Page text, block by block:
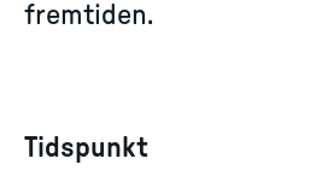
fremtiden.
Tidspunkt